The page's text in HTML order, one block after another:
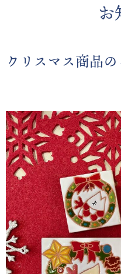
お
クリスマス商品